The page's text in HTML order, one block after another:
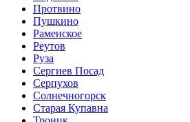
Протвино
Пушкино
Раменское
Реутов
Руза
Сергиев Посад
Серпухов
Солнечногорск
Старая Купавна